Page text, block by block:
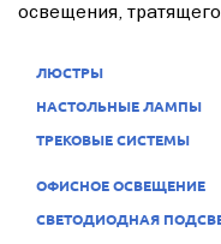
освещения,
ЛЮСТРЫ
НАСТОЛЬНЫЕ ЛАМПЫ
ТРЕКОВЫЕ СИСТЕМЫ
ОФИСНОЕ ОСВЕЩЕНИЕ
СВЕТОДИОДНАЯ